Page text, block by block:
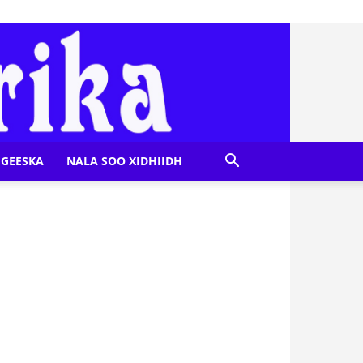
NALA SOO XIDHIIDH